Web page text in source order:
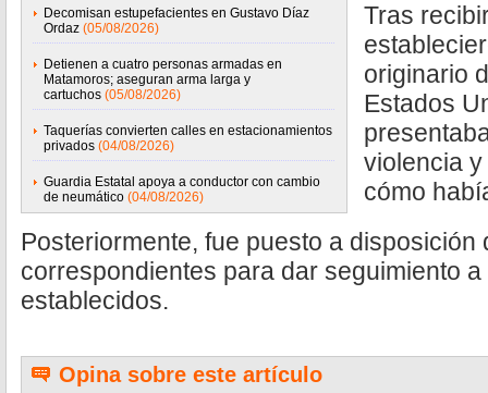
Decomisan estupefacientes en Gustavo Díaz
Ordaz (05/08/2026)
Detienen a cuatro personas armadas en
Matamoros; aseguran arma larga y
cartuchos (05/08/2026)
Taquerías convierten calles en estacionamientos
privados (04/08/2026)
Guardia Estatal apoya a conductor con cambio
de neumático (04/08/2026)
Tras
originario
Estados
violencia
cómo
Posteriormente, fue puesto a disposición
correspondientes para dar seguimiento
establecidos.
Opina sobre este artículo